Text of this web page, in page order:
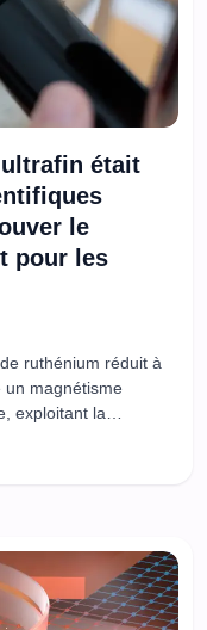
était
le
pour les
ruthénium réduit à
un magnétisme
exploitant la
principes du